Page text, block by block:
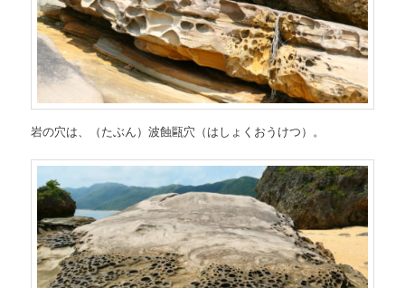
岩の穴は、（たぶん）波蝕甌穴（はしょくおうけつ）。